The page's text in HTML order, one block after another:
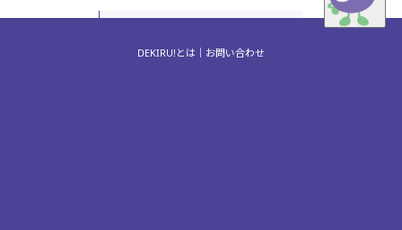
DEKIRU!とは お問い合わせ